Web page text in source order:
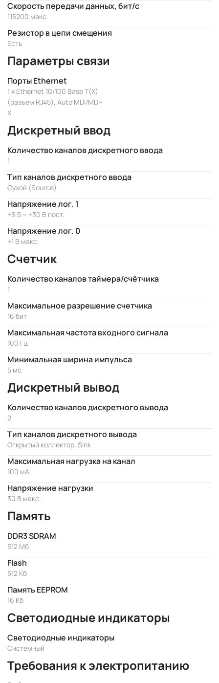
Скорость передачи данных, бит/с
115200 макс.
Резистор в цепи смещения
Есть
Параметры связи
Порты Ethernet
1 x Ethernet 10/100 Base T(X)
(разъем RJ45), Auto MDI/MDI-
X
Дискретный ввод
Количество каналов дискретного ввода
1
Тип каналов дискретного ввода
Сухой (Source)
Напряжение лог. 1
+3.5 ~ +30 В пост.
Напряжение лог. 0
+1 В макс.
Счетчик
Количество каналов таймера/счётчика
1
Максимальное разрешение счетчика
16 бит
Максимальная частота входного сигнала
100 Гц
Минимальная ширина импульса
5 мс
Дискретный вывод
Количество каналов дискретного вывода
2
Тип каналов дискретного вывода
Открытый коллектор, Sink
Максимальная нагрузка на канал
100 мА
Напряжение нагрузки
30 В макс.
Память
DDR3 SDRAM
512 Мб
Flash
512 Кб
Память EEPROM
16 Кб
Светодиодные индикаторы
Светодиодные индикаторы
Системный
Требования к электропитанию